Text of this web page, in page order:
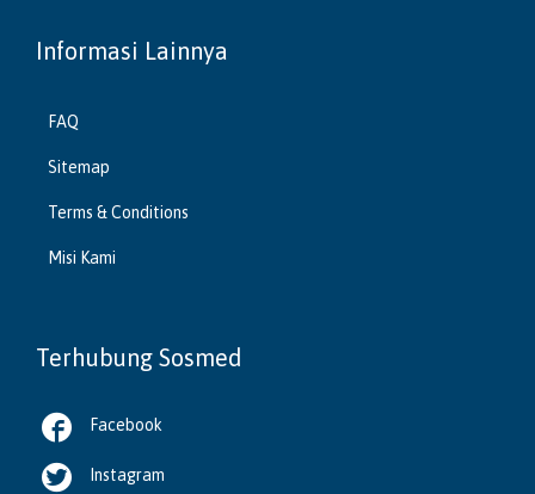
Informasi Lainnya
FAQ
Sitemap
Terms & Conditions
Misi Kami
Terhubung Sosmed
 Facebook
 Instagram